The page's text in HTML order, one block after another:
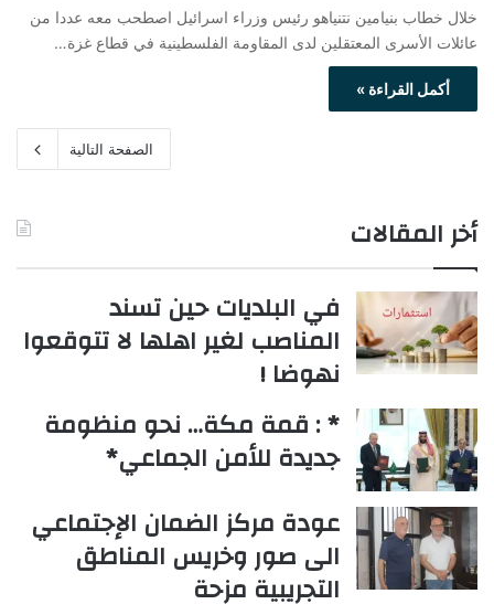
خلال خطاب بنيامين نتنياهو رئيس وزراء اسرائيل اصطحب معه عددا من
عائلات الأسرى المعتقلين لدى المقاومة الفلسطينية في قطاع غزة…
أكمل القراءة »
الصفحة التالية
أخر المقالات
في البلديات حين تسند
المناصب لغير اهلها لا تتوقعوا
نهوضا !
* : قمة مكة… نحو منظومة
جديدة للأمن الجماعي*
عودة مركز الضمان الإجتماعي
الى صور وخريس المناطق
التجريبية مزحة